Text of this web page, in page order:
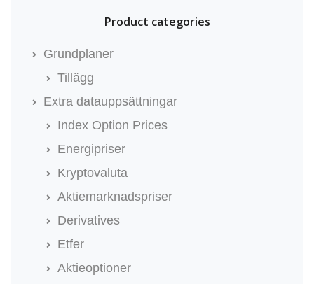
Product categories
Grundplaner
Tillägg
Extra datauppsättningar
Index Option Prices
Energipriser
Kryptovaluta
Aktiemarknadspriser
Derivatives
Etfer
Aktieoptioner